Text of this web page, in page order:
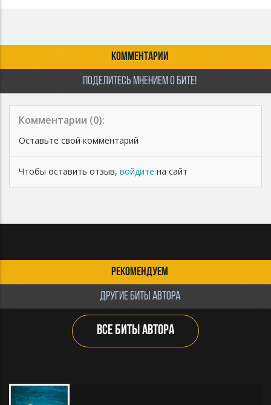
КОММЕНТАРИИ
ПОДЕЛИТЕСЬ МНЕНИЕМ О БИТЕ!
Комментарии (0):
Оставьте свой комментарий
Чтобы оставить отзыв, войдите на сайт
РЕКОМЕНДУЕМ
ДРУГИЕ БИТЫ АВТОРА
ВСЕ БИТЫ АВТОРА